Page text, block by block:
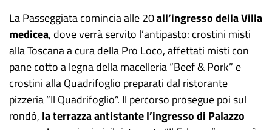
La Passeggiata comincia alle 20all’ingresso della Villa
medicea, dove verrà servito l’antipasto: crostini misti
alla Toscana a cura della Pro Loco, affettati misti con
pane cotto a legna della macelleria “Beef & Pork” e
crostini alla Quadrifoglio preparati dal ristorante
pizzeria “Il Quadrifoglio”. Il percorso prosegue poi sul
rondò, laterrazza antistante l’ingresso di Palazzo